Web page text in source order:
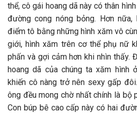
thể, cô gái hoang dã này có thân
đường cong nóng bỏng. Hơn
điểm tô bằng những hình xăm vô
giới, hình xăm trên cơ thể phụ nữ
phấn và gợi cảm hơn khi nhìn thấy.
hoang dã của chúng ta xăm hình
khiến cô nàng trở nên sexy gấp
ông đều mong chờ nhất chính là bộ
Con búp bê cao cấp này có hai